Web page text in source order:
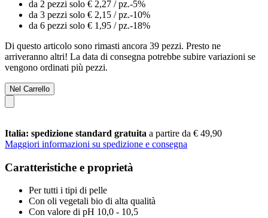
da 2 pezzi solo € 2,27 / pz.-5%
da 3 pezzi solo € 2,15 / pz.-10%
da 6 pezzi solo € 1,95 / pz.-18%
Di questo articolo sono rimasti ancora 39 pezzi. Presto ne
arriveranno altri! La data di consegna potrebbe subire variazioni se
vengono ordinati più pezzi.
Nel Carrello
Italia: spedizione standard gratuita a partire da € 49,90
Maggiori informazioni su spedizione e consegna
Caratteristiche e proprietà
Per tutti i tipi di pelle
Con oli vegetali bio di alta qualità
Con valore di pH 10,0 - 10,5